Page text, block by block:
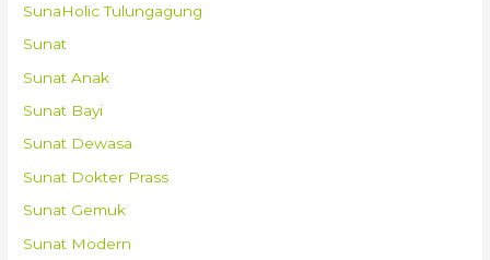
SunaHolic Tulungagung
Sunat
Sunat Anak
Sunat Bayi
Sunat Dewasa
Sunat Dokter Prass
Sunat Gemuk
Sunat Modern